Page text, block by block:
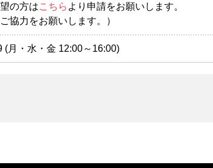
の方はこちら より申請をお願いします。
協力をお願いします。）
(月・水・金 12:00～16:00)